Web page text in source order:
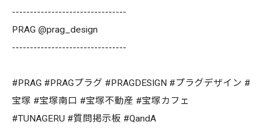
--------------------------------
PRAG @prag_design
--------------------------------
#PRAG #PRAGプラグ #PRAGDESIGN #プラグデザイン #
宝塚 #宝塚南口 #宝塚不動産 #宝塚カフェ
#TUNAGERU #質問掲示板 #QandA